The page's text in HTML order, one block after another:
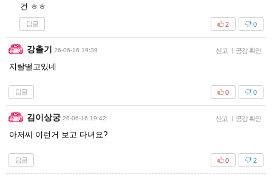
건 ㅎㅎ
답글 0
2
강촐기 26-06-16 19:39 신고 | 공감 확인
지랄떨고있네
답글 0
0
김이상궁 26-06-16 19:42 신고 | 공감 확인
아저씨 이런거 보고 다녀요?
답글 2
0